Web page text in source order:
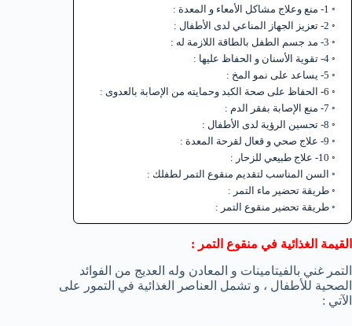
1- منع وعلاج مشاكل الأمعاء و المعدة :
2- تعزيز الجهاز المناعي لدى الأطفال :
3- مد جسم الطفل بالطاقة اللازمة له :
4- تقوية الأسنان و الحفاظ عليها :
5- يساعد على نمو المخ :
6- الحفاظ على صحة الكبد وحمايته من الإصابة بالعدوى :
7- منع الإصابة بفقر الدم :
8- تحسين الرؤية لدى الأطفال :
9- علاج صحي و قعال لقرحة المعدة :
10- علاج طبيعي للزحار :
السن المناسب لتقديم منقوع التمر لطفلك :
طريقة تحضير ماء التمر :
طريقة تحضير منقوع التمر :
القيمة الغذائية في منقوع التمر :
التمر غني بالفيتامينات و المعادن وله العديج من الفوائد
الصحية للأطفال ، و تشمل العناصر الغذائية في التمور على
الآتي :